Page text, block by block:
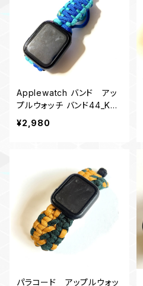
Applewatch バンド アッ
プルウォッチ バンド44_KC_
青ターコイズブルー
¥2,980
パラコード アップルウォッ